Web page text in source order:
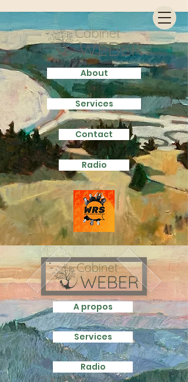
About
Services
Contact
Radio
A propos
Services
Radio